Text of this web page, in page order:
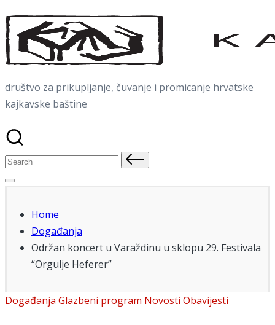
Skip
to
content
društvo za prikupljanje, čuvanje i promicanje hrvatske
kajkavske baštine
Search
Home
Događanja
Održan koncert u Varaždinu u sklopu 29. Festivala
“Orgulje Heferer”
Posted
Događanja Glazbeni program Novosti Obavijesti